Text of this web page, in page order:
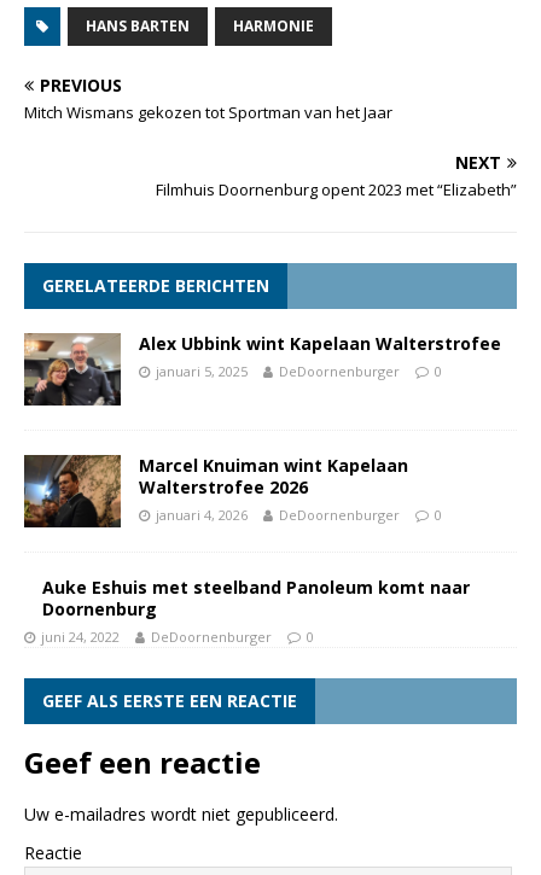
HANS BARTEN HARMONIE
PREVIOUS
Mitch Wismans gekozen tot Sportman van het Jaar
NEXT
Filmhuis Doornenburg opent 2023 met “Elizabeth”
GERELATEERDE BERICHTEN
Alex Ubbink wint Kapelaan Walterstrofee
januari 5, 2025 DeDoornenburger 0
Marcel Knuiman wint Kapelaan
Walterstrofee 2026
januari 4, 2026 DeDoornenburger 0
Auke Eshuis met steelband Panoleum komt naar
Doornenburg
juni 24, 2022 DeDoornenburger 0
GEEF ALS EERSTE EEN REACTIE
Geef een reactie
Uw e-mailadres wordt niet gepubliceerd.
Reactie